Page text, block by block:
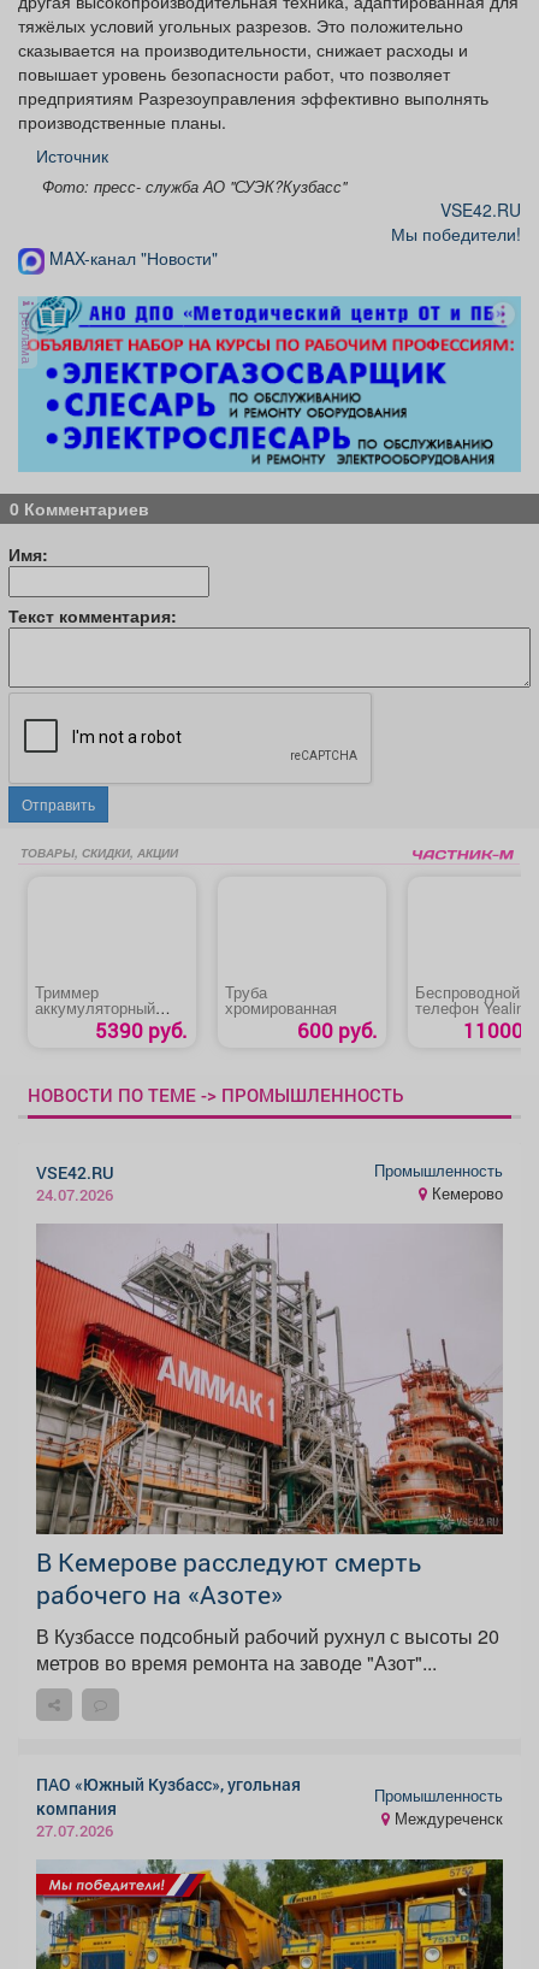
тяжёлых условий угольных разрезов. Это положительно
сказывается на производительности, снижает расходы и
повышает уровень безопасности работ, что позволяет
предприятиям Разрезоуправления эффективно выполнять
производственные планы.
Источник
Фото: пресс- служба АО "СУЭК?Кузбасс"
VSE42.RU
Мы победители!
MAX-канал "Новости"
реклама
0 Комментариев
Имя:
Текст комментария:
Отправить
ТОВАРЫ, СКИДКИ, АКЦИИ
Триммер
аккумуляторный
«GET-20M-2Li Huter»
5390 руб.
Труба
хромированная
600 руб.
Беспроводной IP
телефон Yealink
W71P 11000
НОВОСТИ ПО ТЕМЕ -> ПРОМЫШЛЕННОСТЬ
VSE42.RU
24.07.2026
Промышленность
Кемерово
В Кемерове расследуют смерть
рабочего на «Азоте»
В Кузбассе подсобный рабочий рухнул с высоты 20
метров во время ремонта на заводе "Азот"...
ПАО «Южный Кузбасс», угольная
компания
27.07.2026
Промышленность
Междуреченск